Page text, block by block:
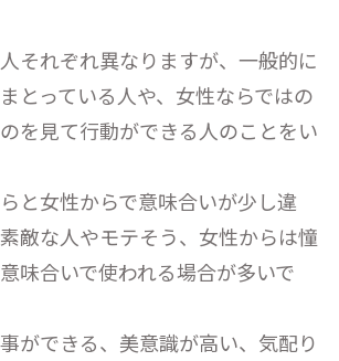
それぞれ異なりますが、一般的に
とっている人や、女性ならではの
を見て行動ができる人のことをい
と女性からで意味合いが少し違
敵な人やモテそう、女性からは憧
味合いで使われる場合が多いで
ができる、美意識が高い、気配り